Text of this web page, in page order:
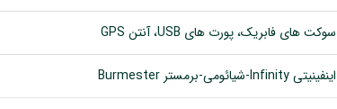
سوکت های فابریک، پورت های USB، آنتن GPS
اینفینیتی Infinity-شیائومی-برمستر Burmester